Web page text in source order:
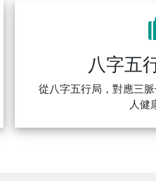
八字五
從八字五行局，對應三
人健